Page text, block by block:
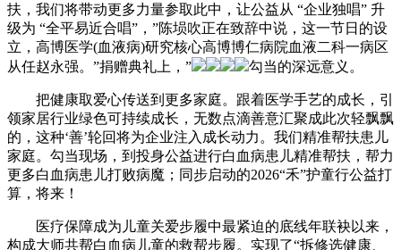
扶，我们将带动更多力量参取此中，让公益从 “企业独唱” 升
级为 “全平易近合唱”，”陈埙吹正在致辞中说，这一节日的设
立，高博医学(血液病)研究核心高博博仁病院血液二科一病区
从任赵永强。”捐赠典礼上，”
勾当的深远意义。
把健康取爱心传送到更多家庭。跟着医学手艺的成长，引
领家居行业绿色可持续成长，无数点滴善意汇聚成此次轻飘飘
的，这种‘善’轮回将为企业注入成长动力。我们精准帮扶患儿
家庭。勾当现场，到投身公益进行白血病患儿精准帮扶，帮力
更多白血病患儿打败病魔；同步启动的2026“禾”护童行公益打
算，将来！
医疗保障成为儿童关爱步履中最紧迫的底线年联袂以来，
构成大师共帮白血病儿童的救帮步履。实现了“拆修选健康、